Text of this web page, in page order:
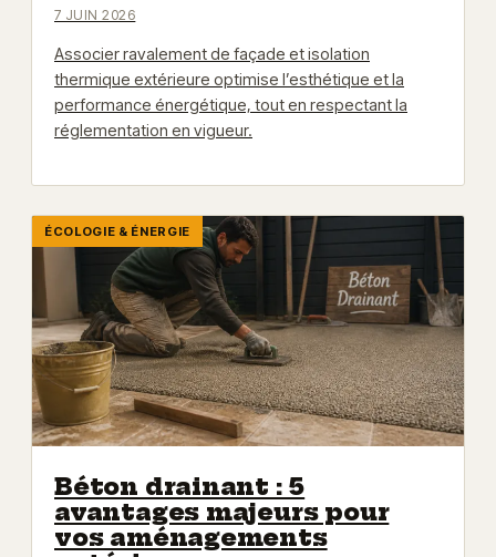
7 JUIN 2026
Associer ravalement de façade et isolation
thermique extérieure optimise l’esthétique et la
performance énergétique, tout en respectant la
réglementation en vigueur.
ÉCOLOGIE & ÉNERGIE
Béton drainant : 5
avantages majeurs pour
vos aménagements